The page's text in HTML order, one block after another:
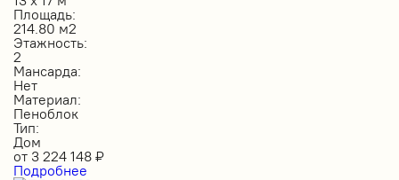
Площадь:
214.80 м2
Этажность:
2
Мансарда:
Нет
Материал:
Пеноблок
Тип:
Дом
от 3 224 148 ₽
Подробнее